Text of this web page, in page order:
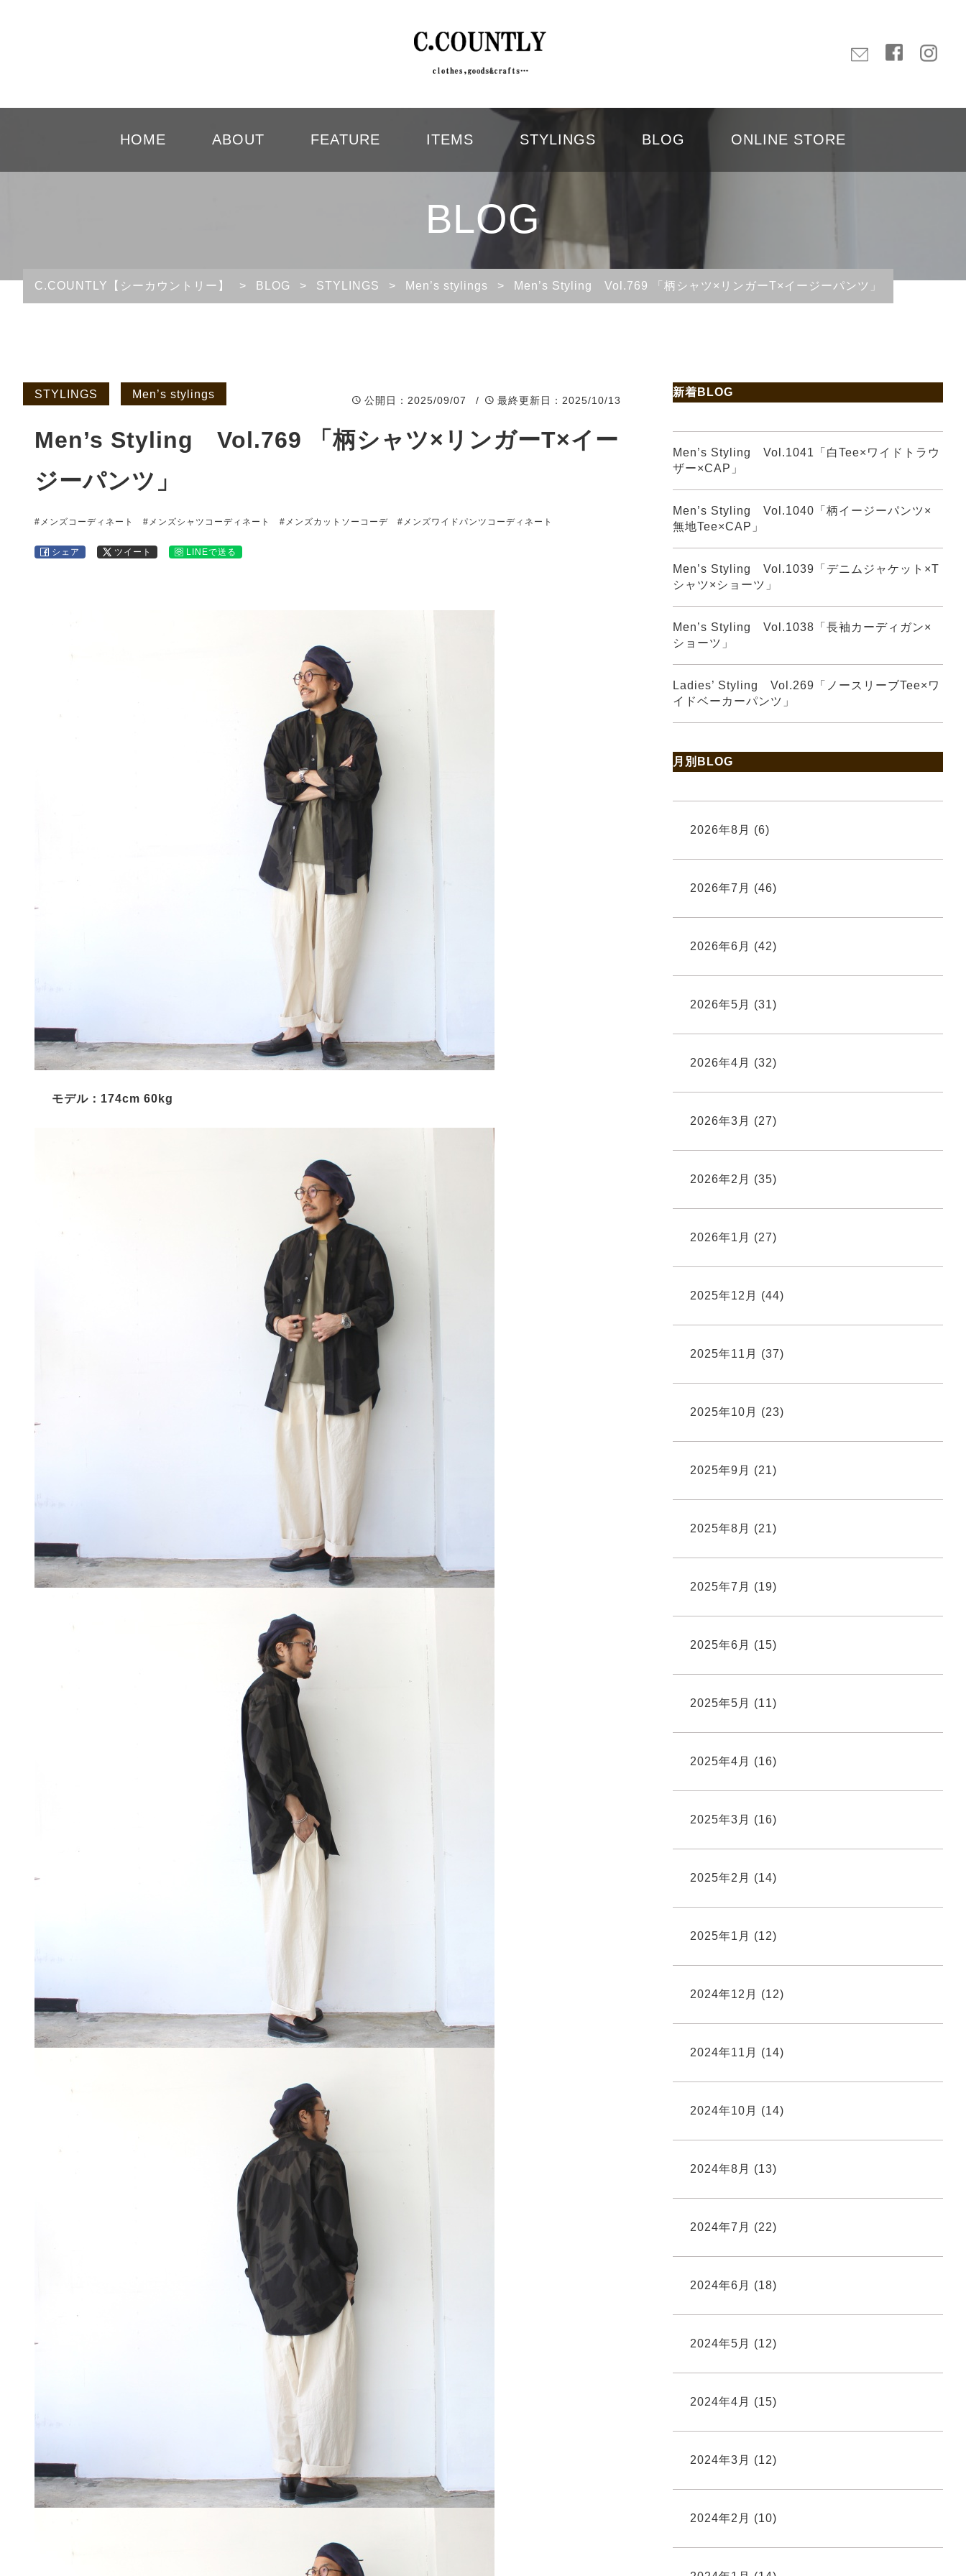
HOME ABOUT FEATURE ITEMS STYLINGS BLOG ONLINE STORE
BLOG
C.COUNTLY【シーカウントリー】 > BLOG > STYLINGS > Men’s stylings > Men’s Styling Vol.769 「柄シャツ×リンガーT×イージーパンツ」
STYLINGS Men’s stylings
公開日 ：2025/09/07 / 最終更新日 ：2025/10/13
Men’s Styling Vol.769 「柄シャツ×リンガーT×イー
ジーパンツ」
#メンズコーディネート #メンズシャツコーディネート #メンズカットソーコーデ #メンズワイドパンツコーディネート
シェア ツイート LINEで送る
モデル：174cm 60kg
新着BLOG
Men’s Styling Vol.1041「白Tee×ワイドトラウ
ザー×CAP」
Men’s Styling Vol.1040「柄イージーパンツ×
無地Tee×CAP」
Men’s Styling Vol.1039「デニムジャケット×T
シャツ×ショーツ」
Men’s Styling Vol.1038「長袖カーディガン×
ショーツ」
Ladies’ Styling Vol.269「ノースリーブTee×ワ
イドベーカーパンツ」
月別BLOG
2026年8月 (6)
2026年7月 (46)
2026年6月 (42)
2026年5月 (31)
2026年4月 (32)
2026年3月 (27)
2026年2月 (35)
2026年1月 (27)
2025年12月 (44)
2025年11月 (37)
2025年10月 (23)
2025年9月 (21)
2025年8月 (21)
2025年7月 (19)
2025年6月 (15)
2025年5月 (11)
2025年4月 (16)
2025年3月 (16)
2025年2月 (14)
2025年1月 (12)
2024年12月 (12)
2024年11月 (14)
2024年10月 (14)
2024年8月 (13)
2024年7月 (22)
2024年6月 (18)
2024年5月 (12)
2024年4月 (15)
2024年3月 (12)
2024年2月 (10)